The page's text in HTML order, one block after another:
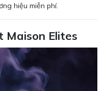
hiệu miễn phí.
Maison Elites